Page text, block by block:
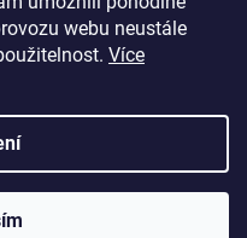
webu neustále
Více
práva vyhrazena.